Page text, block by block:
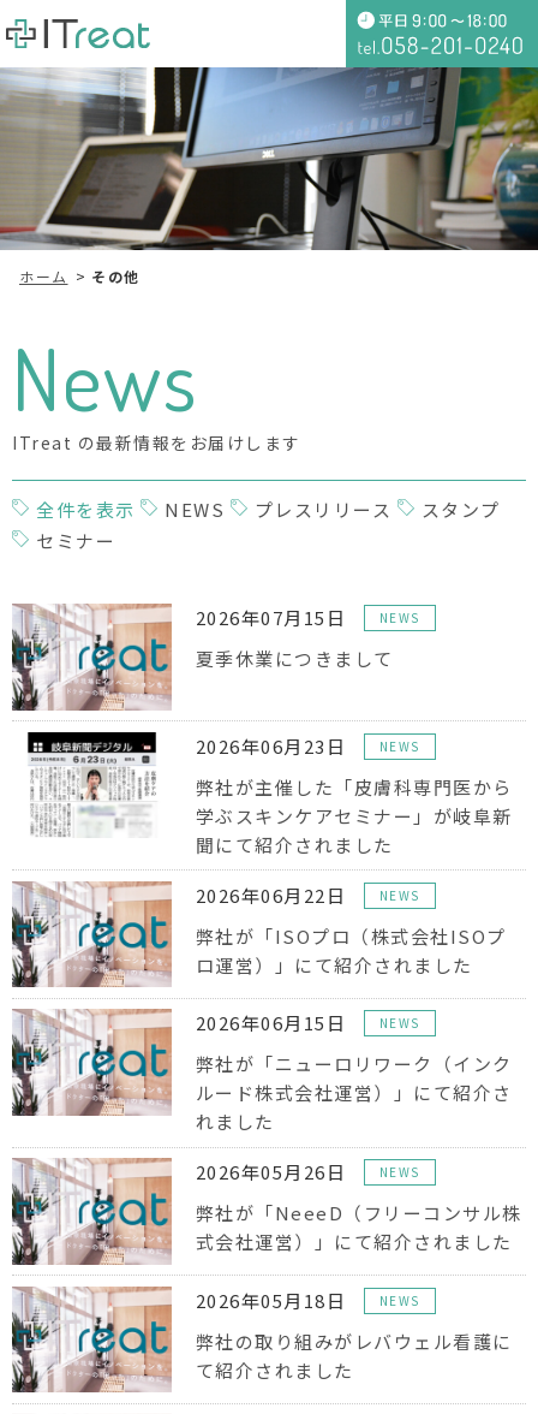
ホーム その他
News
ITreat の最新情報をお届けします
全件を表示 NEWS プレスリリース
スタンプ
セミナー
2026年07月15日 NEWS
夏季休業につきまして
2026年06月23日 NEWS
弊社が主催した「皮膚科専門医から
学ぶスキンケアセミナー」が岐阜新
聞にて紹介されました
2026年06月22日 NEWS
弊社が「ISOプロ（株式会社ISOプ
ロ運営）」にて紹介されました
2026年06月15日 NEWS
弊社が「ニューロリワーク（インク
ルード株式会社運営）」にて紹介さ
れました
2026年05月26日 NEWS
弊社が「NeeeD（フリーコンサル株
式会社運営）」にて紹介されました
2026年05月18日 NEWS
弊社の取り組みがレバウェル看護に
て紹介されました